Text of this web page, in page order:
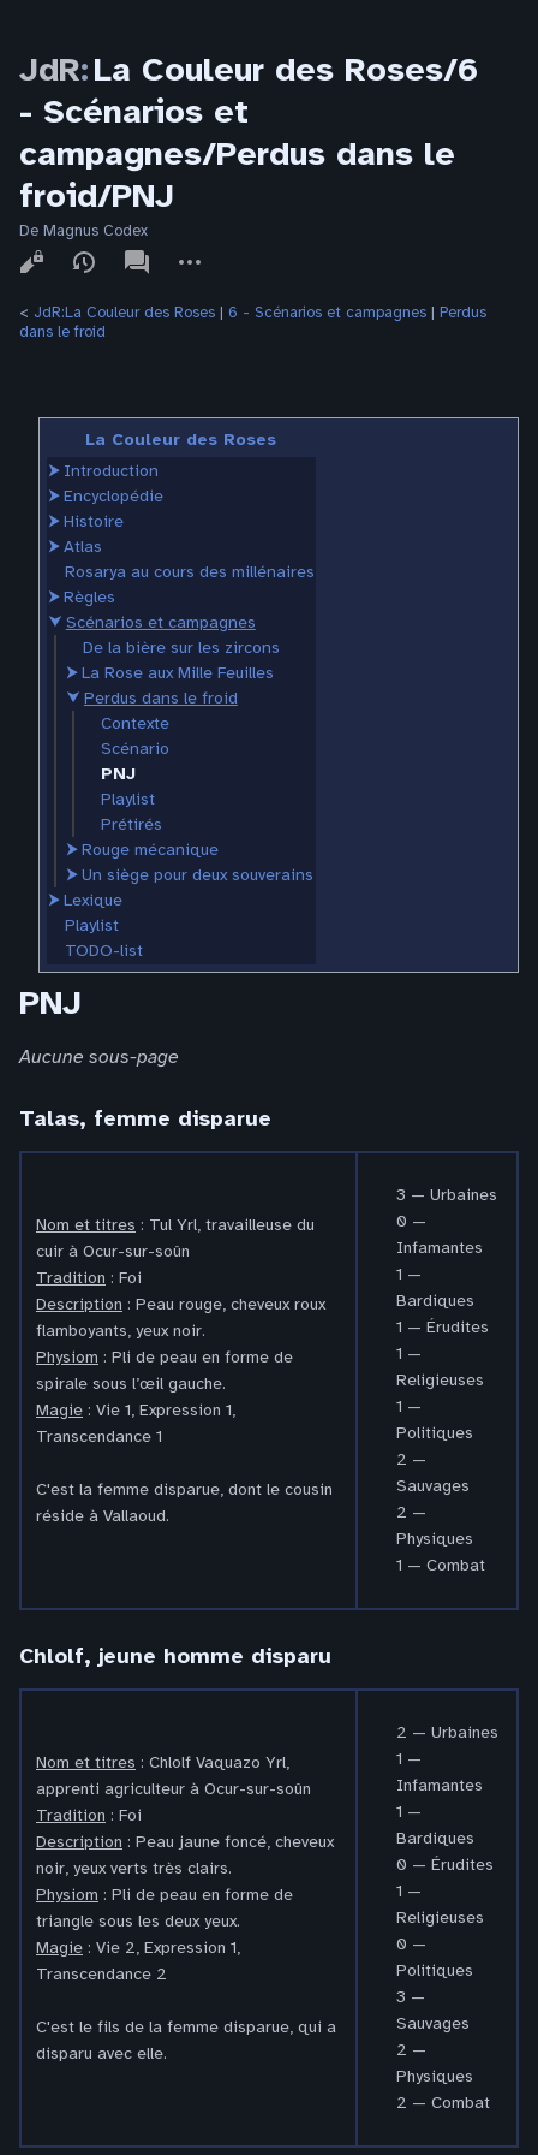
JdR:La Couleur des Roses/6
- Scénarios et
campagnes/Perdus dans le
froid/PNJ
De Magnus Codex
Affichages
associated-
pages
actions
< JdR:La Couleur des Roses ‎ | 6 - Scénarios et campagnes ‎ | Perdus
dans le froid
La Couleur des Roses
⮞ Introduction
⮞Encyclopédie
⮞Histoire
⮞Atlas
Rosarya au cours des millénaires
⮞Règles
⮟ Scénarios et campagnes
De la bière sur les zircons
⮞La Rose aux Mille Feuilles
⮟ Perdus dans le froid
Contexte
Scénario
PNJ
Playlist
Prétirés
⮞Rouge mécanique
⮞Un siège pour deux souverains
⮞Lexique
Playlist
TODO-list
PNJ
Aucune sous-page
Talas, femme disparue
Nom et titres : Tul Yrl, travailleuse du
cuir à Ocur-sur-soûn
Tradition : Foi
Description : Peau rouge, cheveux roux
flamboyants, yeux noir.
Physiom : Pli de peau en forme de
spirale sous l’œil gauche.
Magie : Vie 1, Expression 1,
Transcendance 1
C'est la femme disparue, dont le cousin
réside à Vallaoud.
3 — Urbaines
0 —
Infamantes
1 —
Bardiques
1 — Érudites
1 —
Religieuses
1 —
Politiques
2 —
Sauvages
2 —
Physiques
1 — Combat
Chlolf, jeune homme disparu
Nom et titres : Chlolf Vaquazo Yrl,
apprenti agriculteur à Ocur-sur-soûn
Tradition : Foi
Description : Peau jaune foncé, cheveux
noir, yeux verts très clairs.
Physiom : Pli de peau en forme de
triangle sous les deux yeux.
Magie : Vie 2, Expression 1,
Transcendance 2
C'est le fils de la femme disparue, qui a
disparu avec elle.
2 — Urbaines
1 —
Infamantes
1 —
Bardiques
0 — Érudites
1 —
Religieuses
0 —
Politiques
3 —
Sauvages
2 —
Physiques
2 — Combat